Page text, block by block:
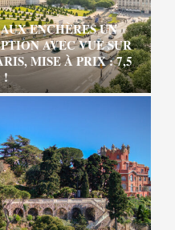
ENCHÈRES UN
AVEC VUE SUR
MISE À PRIX : 7,5
!